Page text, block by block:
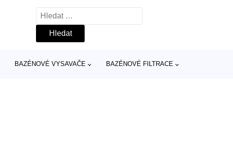
Vyhledávání
BAZÉNOVÉ VYSAVAČE BAZÉNOVÉ FILTRACE